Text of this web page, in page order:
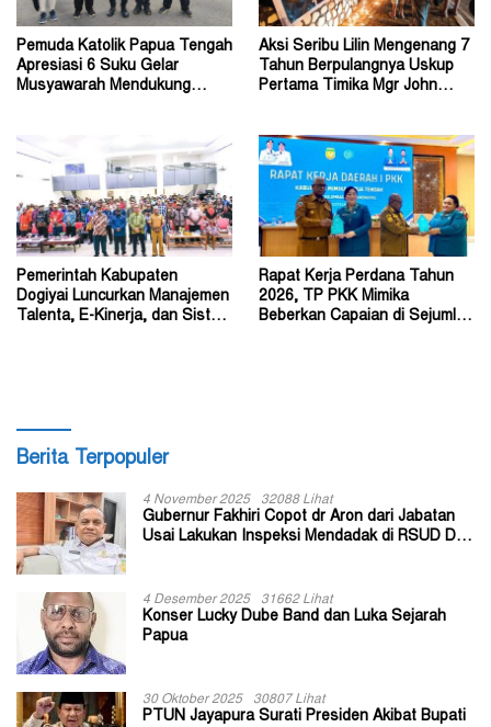
Pemuda Katolik Papua Tengah
Apresiasi 6 Suku Gelar
Musyawarah Mendukung
Aksi Seribu Lilin Mengenang 7
Tahun Berpulangnya Uskup
Pertama Timika Mgr John
Pemerintah Kabupaten
Dogiyai Luncurkan Manajemen
Talenta, E-Kinerja, dan Sistem
Rapat Kerja Perdana Tahun
2026, TP PKK Mimika
Beberkan Capaian di Sejumlah
Berita Terpopuler
4 November 2025 32088 Lihat
Gubernur Fakhiri Copot dr Aron dari Jabatan
Usai Lakukan Inspeksi Mendadak di RSUD Dok
4 Desember 2025 31662 Lihat
Konser Lucky Dube Band dan Luka Sejarah
Papua
30 Oktober 2025 30807 Lihat
PTUN Jayapura Surati Presiden Akibat Bupati